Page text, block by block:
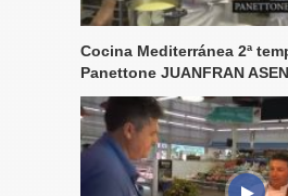
Cocina Mediterránea 2ª
Panettone JUANFRAN